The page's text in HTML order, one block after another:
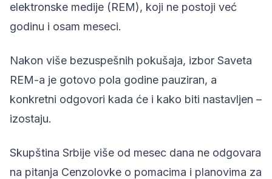
elektronske medije (REM), koji ne postoji već
godinu i osam meseci.
Nakon više bezuspešnih pokušaja, izbor Saveta
REM-a je gotovo pola godine pauziran, a
konkretni odgovori kada će i kako biti nastavljen –
izostaju.
Skupština Srbije više od mesec dana ne odgovara
na pitanja Cenzolovke o pomacima i planovima za